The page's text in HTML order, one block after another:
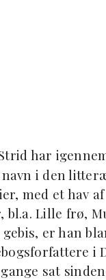
har
i den
med et hav af
bl.a. Lille frø,
er han
i
sat